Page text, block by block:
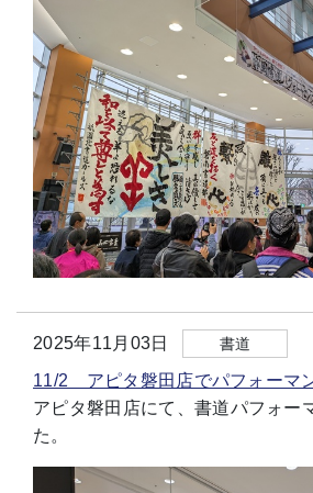
2025年11月03日 書道
11/2 アピタ磐田店でパフォーマ
アピタ磐田店にて、書道パフォー
た。